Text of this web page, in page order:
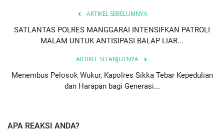
ARTIKEL SEBELUMNYA
SATLANTAS POLRES MANGGARAI INTENSIFKAN PATROLI
MALAM UNTUK ANTISIPASI BALAP LIAR...
ARTIKEL SELANJUTNYA
Menembus Pelosok Wukur, Kapolres Sikka Tebar Kepedulian
dan Harapan bagi Generasi...
APA REAKSI ANDA?